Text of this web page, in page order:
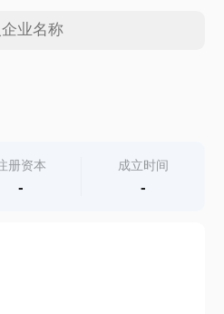
册资本
-
成立时间
-